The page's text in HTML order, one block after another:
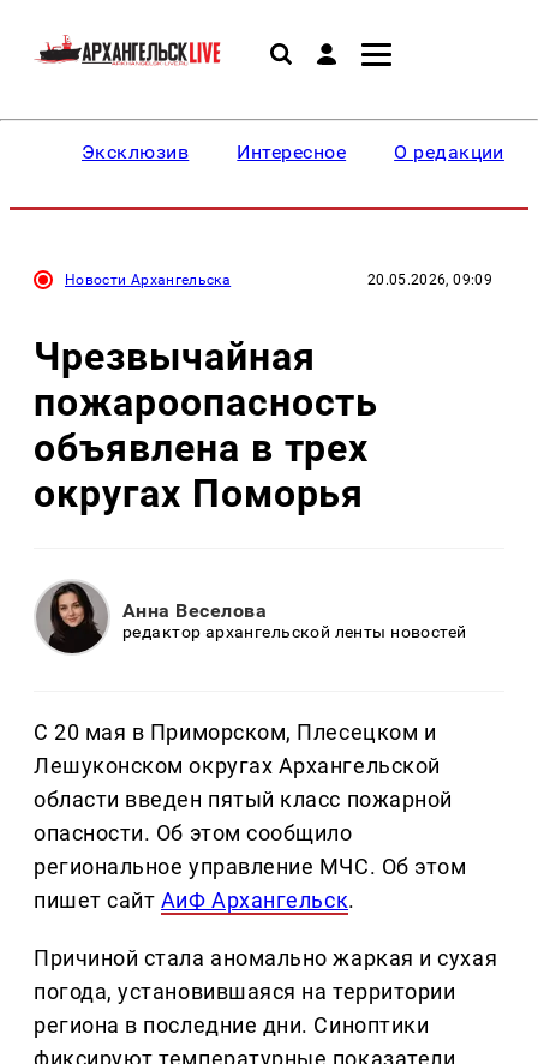
Эксклюзив Интересное О редакции
Новости Архангельска 20.05.2026, 09:09
Чрезвычайная
пожароопасность
объявлена в трех
округах Поморья
Анна Веселова
редактор архангельской ленты новостей
С 20 мая в Приморском, Плесецком и
Лешуконском округах Архангельской
области введен пятый класс пожарной
опасности. Об этом сообщило
региональное управление МЧС. Об этом
пишет сайт АиФ Архангельск.
Причиной стала аномально жаркая и сухая
погода, установившаяся на территории
региона в последние дни. Синоптики
фиксируют температурные показатели